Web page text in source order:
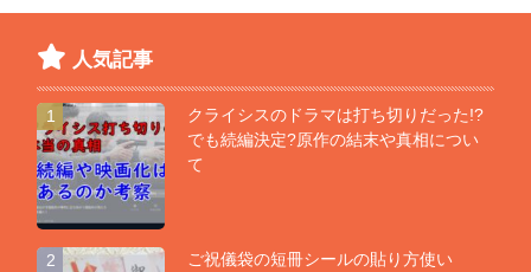
人気記事
1
クライシスのドラマは打ち切りだった!?
でも続編決定?原作の結末や真相につい
て
2
ご祝儀袋の短冊シールの貼り方使い